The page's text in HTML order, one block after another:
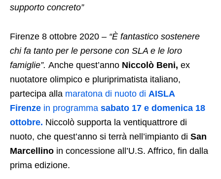
supporto concreto”
Firenze 8 ottobre 2020 – “È fantastico sostenere
chi fa tanto per le persone con SLA e le loro
famiglie”. Anche quest’anno Niccolò Beni, ex
nuotatore olimpico e pluriprimatista italiano,
partecipa alla maratona di nuoto di AISLA
Firenze in programma sabato 17 e domenica 18
ottobre. Niccolò supporta la ventiquattrore di
nuoto, che quest’anno si terrà nell’impianto di San
Marcellino in concessione all’U.S. Affrico, fin dalla
prima edizione.